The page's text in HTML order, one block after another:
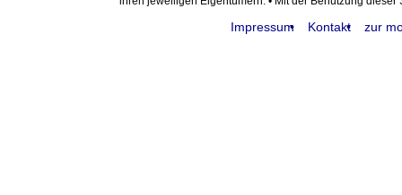
Impressum Kontakt zur